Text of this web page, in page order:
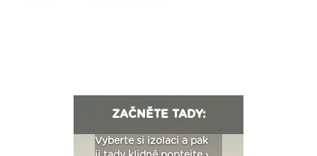
ZAČNĚTE TADY:
Vyberte si izolaci a pak